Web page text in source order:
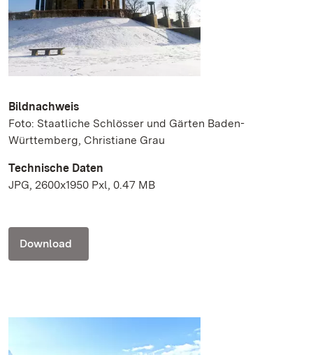
Bildnachweis
Foto: Staatliche Schlösser und Gärten Baden-
Württemberg, Christiane Grau
Technische Daten
JPG, 2600x1950 Pxl, 0.47 MB
Download